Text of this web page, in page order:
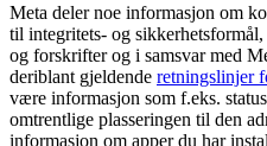
Meta deler noe informasjon om
til integritets- og
og forskrifter og i samsvar med
deriblant gjeldende retningslinjer
være informasjon som f.eks.
omtrentlige plasseringen til den
informasjon om apper du har